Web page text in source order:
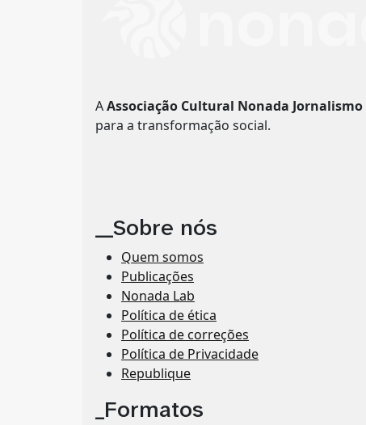
AAssociação Cultural Nonada Jornalismo
para a transformação social.
__Sobre nós
Quem somos
Publicações
Nonada Lab
Política de ética
Política de correções
Política de Privacidade
Republique
_Formatos